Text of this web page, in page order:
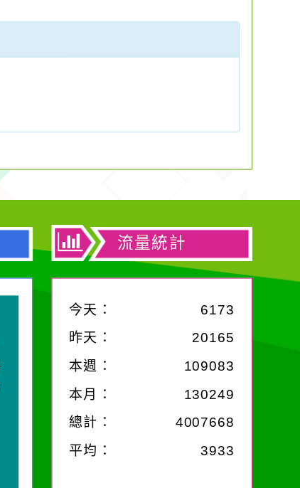
流量統計
今天： 6173
昨天：
20165
本週：
109083
本月：
130249
總計： 4007668
平均： 3933